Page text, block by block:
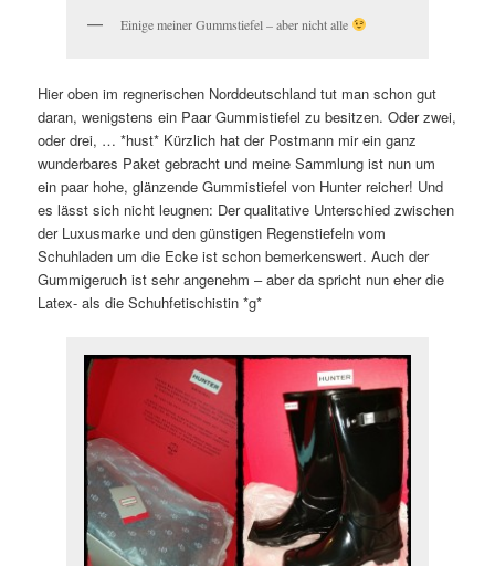
Einige meiner Gummstiefel – aber nicht alle
Hier oben im regnerischen Norddeutschland tut man schon gut
daran, wenigstens ein Paar Gummistiefel zu besitzen. Oder zwei,
oder drei, … *hust* Kürzlich hat der Postmann mir ein ganz
wunderbares Paket gebracht und meine Sammlung ist nun um
ein paar hohe, glänzende Gummistiefel von Hunter reicher! Und
es lässt sich nicht leugnen: Der qualitative Unterschied zwischen
der Luxusmarke und den günstigen Regenstiefeln vom
Schuhladen um die Ecke ist schon bemerkenswert. Auch der
Gummigeruch ist sehr angenehm – aber da spricht nun eher die
Latex- als die Schuhfetischistin *g*